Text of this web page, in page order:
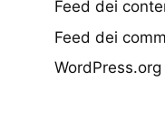
Feed dei
Feed dei
WordPress.org